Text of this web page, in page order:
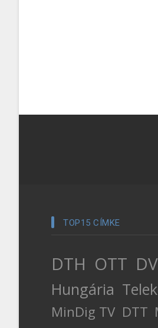
TOP15 CÍMKE
DTH OTT
Hungária
MinDig TV DTT